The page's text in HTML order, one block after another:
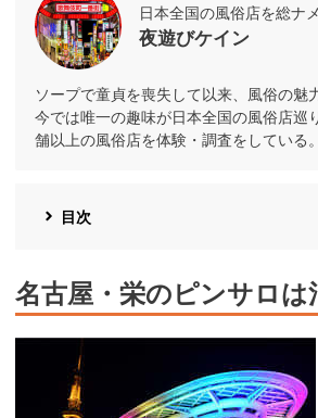
日本全国の風俗店を総ナメ
夜遊びケイン
ソープで童貞を喪失して以来、風俗の魅
今では唯一の趣味が日本全国の風俗店巡
舗以上の風俗店を体験・調査をしている。
目次
名古屋・栄のピンサロは